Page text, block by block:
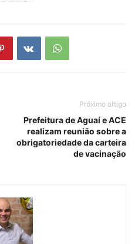
Próximo artigo
Prefeitura de Aguaí e ACE
realizam reunião sobre a
obrigatoriedade da carteira
de vacinação